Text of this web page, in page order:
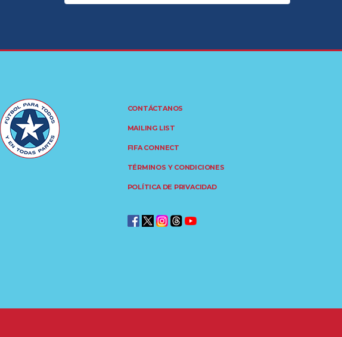
CONTÁCTANOS
MAILING LIST
FIFA CONNECT
TÉRMINOS Y CONDICIONES
POLÍTICA DE PRIVACIDAD